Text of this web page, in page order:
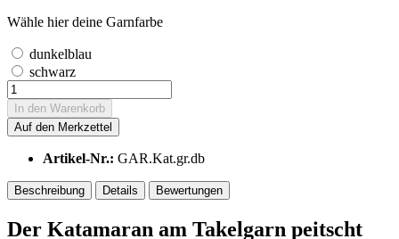
Wähle hier deine Garnfarbe
dunkelblau
schwarz
In den Warenkorb
Auf den Merkzettel
Artikel-Nr.: GAR.Kat.gr.db
Beschreibung Details Bewertungen
Der Katamaran am Takelgarn peitscht